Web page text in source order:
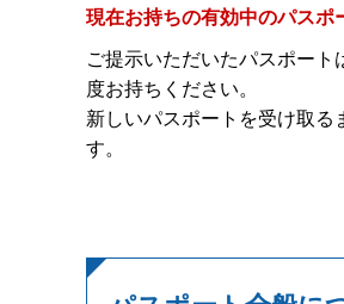
現在お持ちの有効中のパスポ
ご提示いただいたパスポー
度お持ちください。
新しいパスポートを受け取
す。